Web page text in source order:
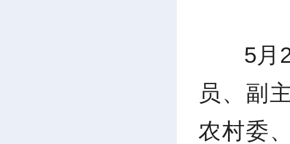
5月
员、副
农村委